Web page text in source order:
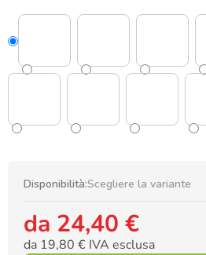
Disponibilità:Scegliere la variante
da 24,40 €
da 19,80 € IVA esclusa